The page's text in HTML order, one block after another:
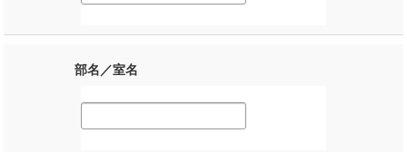
部名／室名